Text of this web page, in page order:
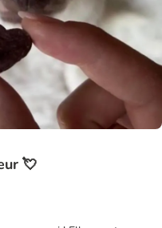
💘